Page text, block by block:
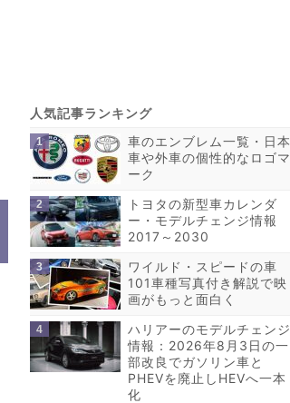
車のエンブレム一覧・日本
車や外車の個性的なロゴマ
ーク
トヨタの新型車カレンダ
ー・モデルチェンジ情報
2017～2030
ワイルド・スピードの車
101車種写真付き解説で映
画がもっと面白く
ハリアーのモデルチェンジ
情報：2026年8月3日の一
部改良でガソリン車と
PHEVを廃止しHEVへ一本
化